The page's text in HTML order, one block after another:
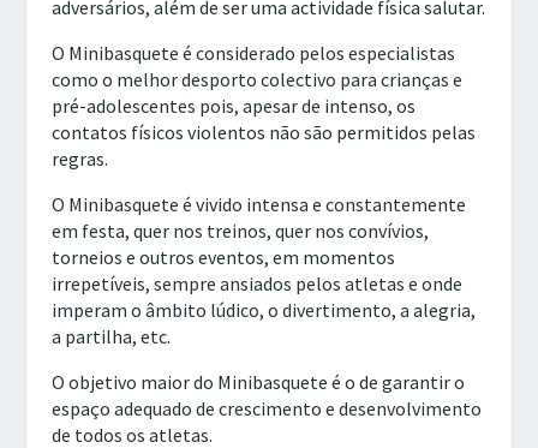
adversários, além de ser uma actividade física salutar.
O Minibasquete é considerado pelos especialistas
como o melhor desporto colectivo para crianças e
pré-adolescentes pois, apesar de intenso, os
contatos físicos violentos não são permitidos pelas
regras.
O Minibasquete é vivido intensa e constantemente
em festa, quer nos treinos, quer nos convívios,
torneios e outros eventos, em momentos
irrepetíveis, sempre ansiados pelos atletas e onde
imperam o âmbito lúdico, o divertimento, a alegria,
a partilha, etc.
O objetivo maior do Minibasquete é o de garantir o
espaço adequado de crescimento e desenvolvimento
de todos os atletas.